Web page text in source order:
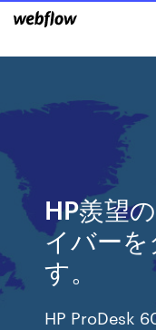
HP羨望
イバーを
す。
HP ProDesk